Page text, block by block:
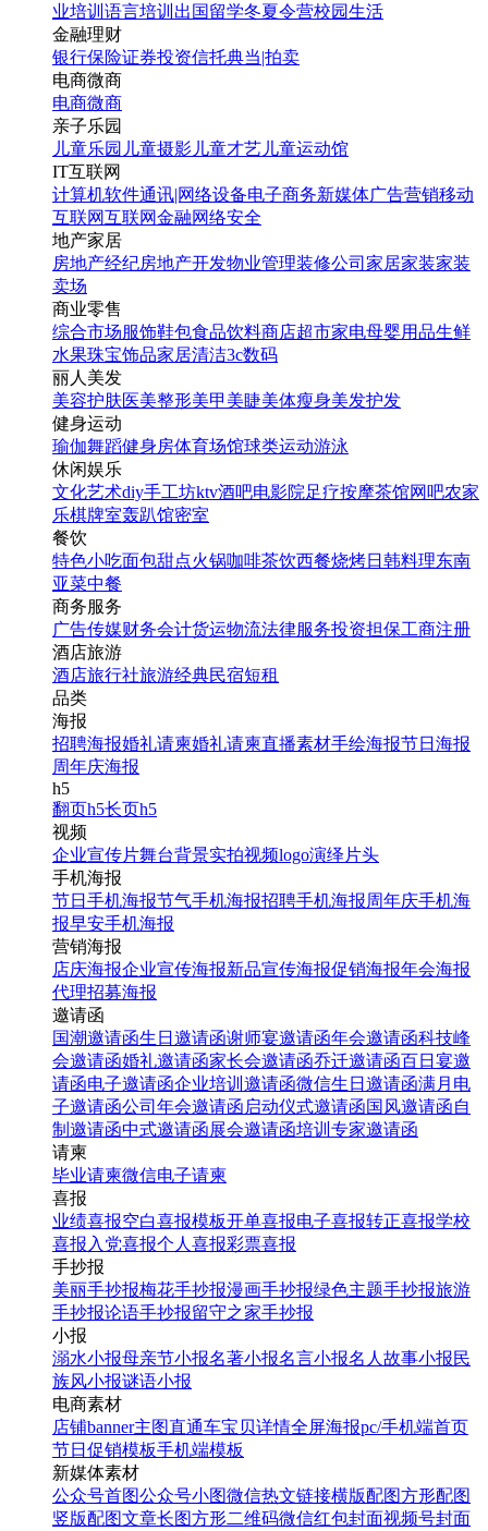
业培训 语言培训 出国留学冬夏令营校园生活
金融理财
银行保险证券投资信托典当|拍卖
电商微商
电商微商
亲子乐园
儿童乐园 儿童摄影 儿童才艺 儿童运动馆
IT互联网
计算机软件通讯|网络设备电子商务新媒体广告营销移动
互联网互联网金融网络安全
地产家居
房地产经纪房地产开发物业管理装修公司 家居家装家装
卖场
商业零售
综合市场服饰鞋包食品饮料商店超市家电母婴用品生鲜
水果珠宝饰品家居清洁3c数码
丽人美发
美容护肤医美整形美甲美睫美体瘦身美发护发
健身运动
瑜伽舞蹈健身房体育场馆球类运动游泳
休闲娱乐
文化艺术diy手工坊ktv酒吧电影院足疗按摩茶馆网吧农家
乐棋牌室轰趴馆密室
餐饮
特色小吃面包甜点火锅咖啡茶饮西餐烧烤日韩料理东南
亚菜中餐
商务服务
广告传媒财务会计货运物流法律服务投资担保工商注册
酒店旅游
酒店旅行社旅游经典民宿短租
品类
海报
招聘海报婚礼请柬婚礼请柬直播素材手绘海报节日海报
周年庆海报
h5
翻页h5长页h5
视频
企业宣传片舞台背景实拍视频logo演绎 片头
手机海报
节日手机海报节气手机海报招聘手机海报周年庆手机海
报早安手机海报
营销海报
店庆海报企业宣传海报新品宣传海报促销海报年会海报
代理招募海报
邀请函
国潮邀请函生日邀请函谢师宴邀请函年会邀请函科技峰
会邀请函婚礼邀请函家长会邀请函乔迁邀请函百日宴邀
请函电子邀请函企业培训邀请函微信生日邀请函满月电
子邀请函公司年会邀请函 启动仪式邀请函国风邀请函自
制邀请函中式邀请函展会邀请函培训专家邀请函
请柬
毕业请柬微信电子请柬
喜报
业绩喜报空白喜报模板开单喜报电子喜报转正喜报学校
喜报 入党喜报个人喜报彩票喜报
手抄报
美丽手抄报梅花手抄报漫画手抄报绿色主题手抄报旅游
手抄报论语手抄报留守之家手抄报
小报
溺水小报母亲节小报名著小报名言小报名人故事小报民
族风小报谜语小报
电商素材
店铺banner主图直通车宝贝详情全屏海报pc/手机端首页
节日促销模板手机端模板
新媒体素材
公众号首图公众号小图微信热文链接横版配图方形配图
竖版配图文章长图方形二维码微信红包封面视频号封面